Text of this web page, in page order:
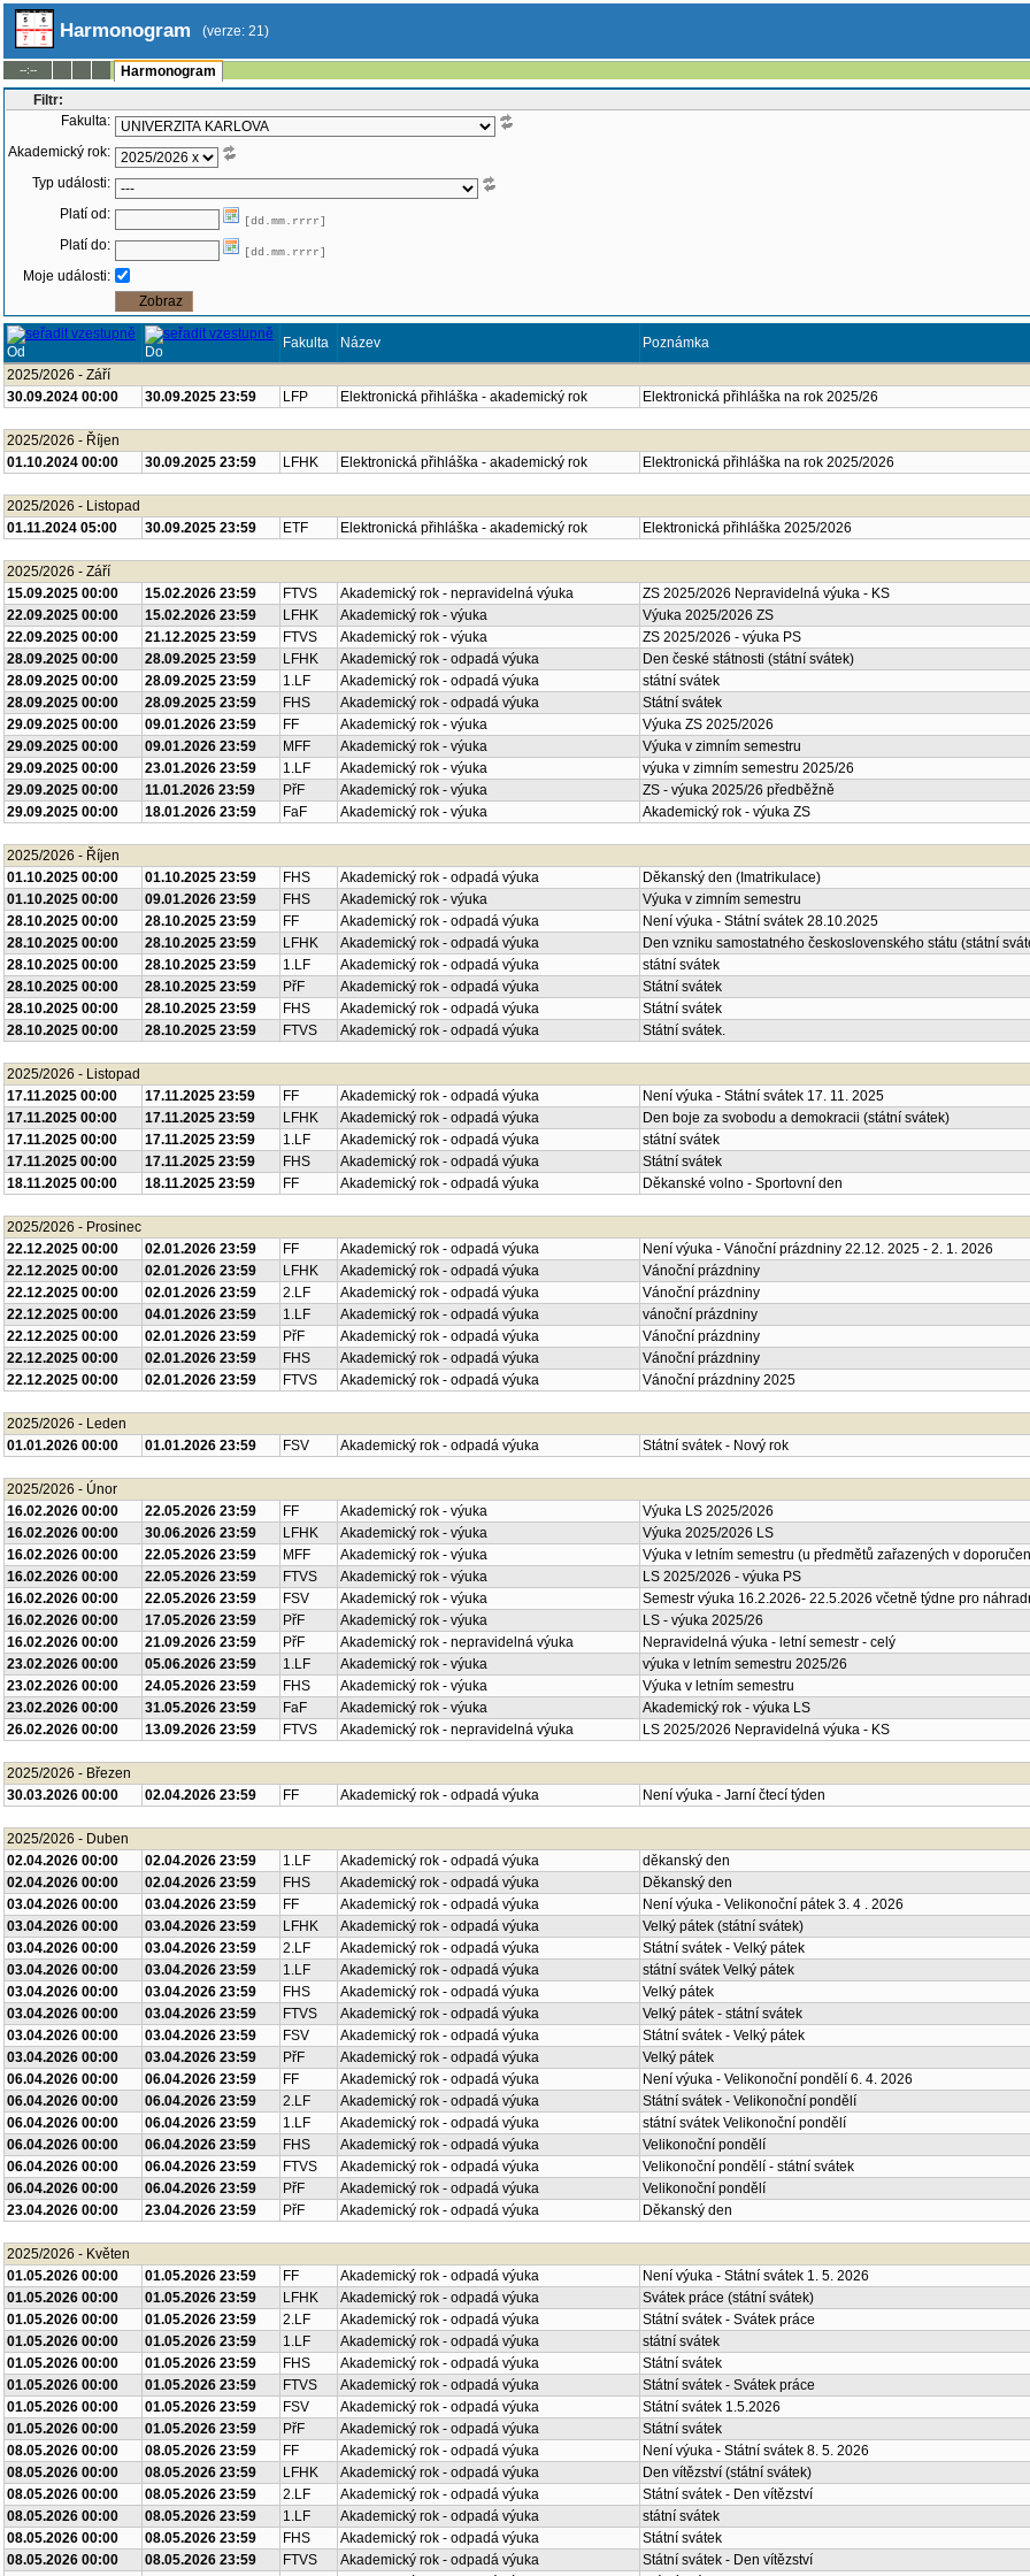
Harmonogram (verze: 21)
--:--
Harmonogram
Filtr:
Fakulta:
Akademický rok:
Typ události:
Platí od:
[dd.mm.rrrr]
Platí do: [dd.mm.rrrr]
Moje události:
Od Do
Fakulta Název
Poznámka
2025/2026 - Září
30.09.2024 00:00
30.09.2025 23:59 LFP Elektronická přihláška - akademický rok Elektronická přihláška na rok 2025/26
2025/2026 - Říjen
01.10.2024 00:00
30.09.2025 23:59 LFHK Elektronická přihláška - akademický rok Elektronická přihláška na rok 2025/2026
2025/2026 - Listopad
01.11.2024 05:00
30.09.2025 23:59 ETF Elektronická přihláška - akademický rok Elektronická přihláška 2025/2026
2025/2026 - Září
15.09.2025 00:00
15.02.2026 23:59 FTVS Akademický rok - nepravidelná výuka
ZS 2025/2026 Nepravidelná výuka - KS
22.09.2025 00:00
15.02.2026 23:59 LFHK Akademický rok - výuka
Výuka 2025/2026 ZS
22.09.2025 00:00
21.12.2025 23:59 FTVS Akademický rok - výuka
ZS 2025/2026 - výuka PS
28.09.2025 00:00
28.09.2025 23:59 LFHK Akademický rok - odpadá výuka
Den české státnosti (státní svátek)
28.09.2025 00:00
28.09.2025 23:59 1.LF Akademický rok - odpadá výuka
státní svátek
28.09.2025 00:00
28.09.2025 23:59 FHS Akademický rok - odpadá výuka
Státní svátek
29.09.2025 00:00
09.01.2026 23:59 FF Akademický rok - výuka
Výuka ZS 2025/2026
29.09.2025 00:00
09.01.2026 23:59 MFF Akademický rok - výuka
Výuka v zimním semestru
29.09.2025 00:00
23.01.2026 23:59 1.LF Akademický rok - výuka
výuka v zimním semestru 2025/26
29.09.2025 00:00
11.01.2026 23:59 PřF Akademický rok - výuka
ZS - výuka 2025/26 předběžně
29.09.2025 00:00
18.01.2026 23:59 FaF Akademický rok - výuka Akademický rok - výuka ZS
2025/2026 - Říjen
01.10.2025 00:00
01.10.2025 23:59 FHS Akademický rok - odpadá výuka
Děkanský den (Imatrikulace)
01.10.2025 00:00
09.01.2026 23:59 FHS Akademický rok - výuka
Výuka v zimním semestru
28.10.2025 00:00
28.10.2025 23:59 FF Akademický rok - odpadá výuka
Není výuka - Státní svátek 28.10.2025
28.10.2025 00:00
28.10.2025 23:59 LFHK Akademický rok - odpadá výuka
Den vzniku samostatného československého státu (státní
28.10.2025 00:00
28.10.2025 23:59 1.LF Akademický rok - odpadá výuka
státní svátek
28.10.2025 00:00
28.10.2025 23:59 PřF Akademický rok - odpadá výuka
Státní svátek
28.10.2025 00:00
28.10.2025 23:59 FHS Akademický rok - odpadá výuka
Státní svátek
28.10.2025 00:00
28.10.2025 23:59 FTVS Akademický rok - odpadá výuka Státní svátek.
2025/2026 - Listopad
17.11.2025 00:00
17.11.2025 23:59 FF Akademický rok - odpadá výuka
Není výuka - Státní svátek 17. 11. 2025
17.11.2025 00:00
17.11.2025 23:59 LFHK Akademický rok - odpadá výuka
Den boje za svobodu a demokracii (státní svátek)
17.11.2025 00:00
17.11.2025 23:59 1.LF Akademický rok - odpadá výuka
státní svátek
17.11.2025 00:00
17.11.2025 23:59 FHS Akademický rok - odpadá výuka
Státní svátek
18.11.2025 00:00
18.11.2025 23:59 FF Akademický rok - odpadá výuka Děkanské volno - Sportovní den
2025/2026 - Prosinec
22.12.2025 00:00
02.01.2026 23:59 FF Akademický rok - odpadá výuka
Není výuka - Vánoční prázdniny 22.12. 2025 - 2. 1. 2026
22.12.2025 00:00
02.01.2026 23:59 LFHK Akademický rok - odpadá výuka
Vánoční prázdniny
22.12.2025 00:00
02.01.2026 23:59 2.LF Akademický rok - odpadá výuka
Vánoční prázdniny
22.12.2025 00:00
04.01.2026 23:59 1.LF Akademický rok - odpadá výuka
vánoční prázdniny
22.12.2025 00:00
02.01.2026 23:59 PřF Akademický rok - odpadá výuka
Vánoční prázdniny
22.12.2025 00:00
02.01.2026 23:59 FHS Akademický rok - odpadá výuka
Vánoční prázdniny
22.12.2025 00:00
02.01.2026 23:59 FTVS Akademický rok - odpadá výuka Vánoční prázdniny 2025
2025/2026 - Leden
01.01.2026 00:00
01.01.2026 23:59 FSV Akademický rok - odpadá výuka Státní svátek - Nový rok
2025/2026 - Únor
16.02.2026 00:00
22.05.2026 23:59 FF Akademický rok - výuka
Výuka LS 2025/2026
16.02.2026 00:00
30.06.2026 23:59 LFHK Akademický rok - výuka
Výuka 2025/2026 LS
16.02.2026 00:00
22.05.2026 23:59 MFF Akademický rok - výuka
Výuka v letním semestru (u předmětů zařazených v
16.02.2026 00:00
22.05.2026 23:59 FTVS Akademický rok - výuka
LS 2025/2026 - výuka PS
16.02.2026 00:00
22.05.2026 23:59 FSV Akademický rok - výuka
Semestr výuka 16.2.2026- 22.5.2026 včetně týdne pro
16.02.2026 00:00
17.05.2026 23:59 PřF Akademický rok - výuka
LS - výuka 2025/26
16.02.2026 00:00
21.09.2026 23:59 PřF Akademický rok - nepravidelná výuka
Nepravidelná výuka - letní semestr - celý
23.02.2026 00:00
05.06.2026 23:59 1.LF Akademický rok - výuka
výuka v letním semestru 2025/26
23.02.2026 00:00
24.05.2026 23:59 FHS Akademický rok - výuka
Výuka v letním semestru
23.02.2026 00:00
31.05.2026 23:59 FaF Akademický rok - výuka
Akademický rok - výuka LS
26.02.2026 00:00
13.09.2026 23:59 FTVS Akademický rok - nepravidelná výuka LS 2025/2026 Nepravidelná výuka - KS
2025/2026 - Březen
30.03.2026 00:00
02.04.2026 23:59 FF Akademický rok - odpadá výuka Není výuka - Jarní čtecí týden
2025/2026 - Duben
02.04.2026 00:00
02.04.2026 23:59 1.LF Akademický rok - odpadá výuka
děkanský den
02.04.2026 00:00
02.04.2026 23:59 FHS Akademický rok - odpadá výuka
Děkanský den
03.04.2026 00:00
03.04.2026 23:59 FF Akademický rok - odpadá výuka
Není výuka - Velikonoční pátek 3. 4 . 2026
03.04.2026 00:00
03.04.2026 23:59 LFHK Akademický rok - odpadá výuka
Velký pátek (státní svátek)
03.04.2026 00:00
03.04.2026 23:59 2.LF Akademický rok - odpadá výuka
Státní svátek - Velký pátek
03.04.2026 00:00
03.04.2026 23:59 1.LF Akademický rok - odpadá výuka
státní svátek Velký pátek
03.04.2026 00:00
03.04.2026 23:59 FHS Akademický rok - odpadá výuka
Velký pátek
03.04.2026 00:00
03.04.2026 23:59 FTVS Akademický rok - odpadá výuka
Velký pátek - státní svátek
03.04.2026 00:00
03.04.2026 23:59 FSV Akademický rok - odpadá výuka
Státní svátek - Velký pátek
03.04.2026 00:00
03.04.2026 23:59 PřF Akademický rok - odpadá výuka
Velký pátek
06.04.2026 00:00
06.04.2026 23:59 FF Akademický rok - odpadá výuka
Není výuka - Velikonoční pondělí 6. 4. 2026
06.04.2026 00:00
06.04.2026 23:59 2.LF Akademický rok - odpadá výuka
Státní svátek - Velikonoční pondělí
06.04.2026 00:00
06.04.2026 23:59 1.LF Akademický rok - odpadá výuka
státní svátek Velikonoční pondělí
06.04.2026 00:00
06.04.2026 23:59 FHS Akademický rok - odpadá výuka
Velikonoční pondělí
06.04.2026 00:00
06.04.2026 23:59 FTVS Akademický rok - odpadá výuka
Velikonoční pondělí - státní svátek
06.04.2026 00:00
06.04.2026 23:59 PřF Akademický rok - odpadá výuka
Velikonoční pondělí
23.04.2026 00:00
23.04.2026 23:59 PřF Akademický rok - odpadá výuka Děkanský den
2025/2026 - Květen
01.05.2026 00:00
01.05.2026 23:59 FF Akademický rok - odpadá výuka
Není výuka - Státní svátek 1. 5. 2026
01.05.2026 00:00
01.05.2026 23:59 LFHK Akademický rok - odpadá výuka
Svátek práce (státní svátek)
01.05.2026 00:00
01.05.2026 23:59 2.LF Akademický rok - odpadá výuka
Státní svátek - Svátek práce
01.05.2026 00:00
01.05.2026 23:59 1.LF Akademický rok - odpadá výuka
státní svátek
01.05.2026 00:00
01.05.2026 23:59 FHS Akademický rok - odpadá výuka
Státní svátek
01.05.2026 00:00
01.05.2026 23:59 FTVS Akademický rok - odpadá výuka
Státní svátek - Svátek práce
01.05.2026 00:00
01.05.2026 23:59 FSV Akademický rok - odpadá výuka
Státní svátek 1.5.2026
01.05.2026 00:00
01.05.2026 23:59 PřF Akademický rok - odpadá výuka
Státní svátek
08.05.2026 00:00
08.05.2026 23:59 FF Akademický rok - odpadá výuka
Není výuka - Státní svátek 8. 5. 2026
08.05.2026 00:00
08.05.2026 23:59 LFHK Akademický rok - odpadá výuka
Den vítězství (státní svátek)
08.05.2026 00:00
08.05.2026 23:59 2.LF Akademický rok - odpadá výuka
Státní svátek - Den vítězství
08.05.2026 00:00
08.05.2026 23:59 1.LF Akademický rok - odpadá výuka
státní svátek
08.05.2026 00:00
08.05.2026 23:59 FHS Akademický rok - odpadá výuka
Státní svátek
08.05.2026 00:00
08.05.2026 23:59 FTVS Akademický rok - odpadá výuka
Státní svátek - Den vítězství